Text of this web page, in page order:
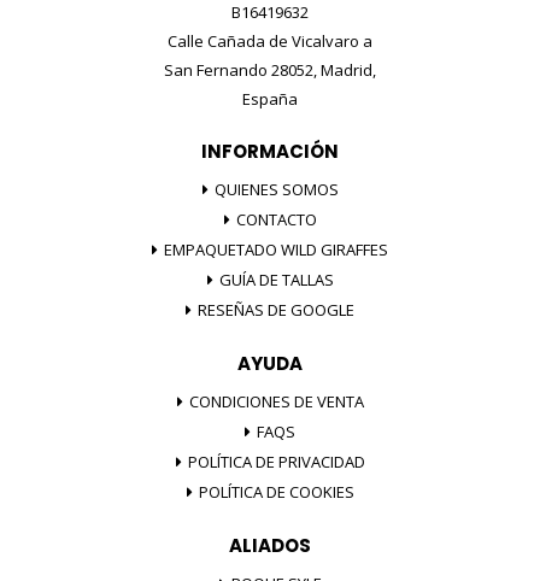
B16419632
Calle Cañada de Vicalvaro a
San Fernando 28052, Madrid,
España
INFORMACIÓN
QUIENES SOMOS
CONTACTO
EMPAQUETADO WILD GIRAFFES
GUÍA DE TALLAS
RESEÑAS DE GOOGLE
AYUDA
CONDICIONES DE VENTA
FAQS
POLÍTICA DE PRIVACIDAD
POLÍTICA DE COOKIES
ALIADOS